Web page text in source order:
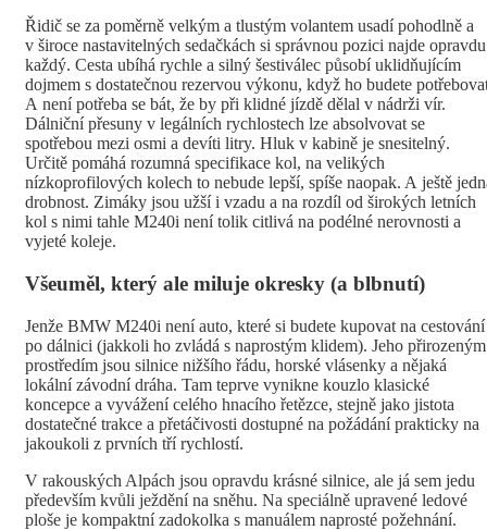
Řidič se za poměrně velkým a tlustým volantem usadí pohodlně a
v široce nastavitelných sedačkách si správnou pozici najde opravdu
každý. Cesta ubíhá rychle a silný šestiválec působí uklidňujícím
dojmem s dostatečnou rezervou výkonu, když ho budete
A není potřeba se bát, že by při klidné jízdě dělal v nádrži vír.
Dálniční přesuny v legálních rychlostech lze absolvovat se
spotřebou mezi osmi a devíti litry. Hluk v kabině je snesitelný.
Určitě pomáhá rozumná specifikace kol, na velikých
nízkoprofilových kolech to nebude lepší, spíše naopak. A ještě
drobnost. Zimáky jsou užší i vzadu a na rozdíl od širokých letních
kol s nimi tahle M240i není tolik citlivá na podélné nerovnosti a
vyjeté koleje.
Všeuměl, který ale miluje okresky (a blbnutí)
Jenže BMW M240i není auto, které si budete kupovat na cestování
po dálnici (jakkoli ho zvládá s naprostým klidem). Jeho přirozeným
prostředím jsou silnice nižšího řádu, horské vlásenky a nějaká
lokální závodní dráha. Tam teprve vynikne kouzlo klasické
koncepce a vyvážení celého hnacího řetězce, stejně jako jistota
dostatečné trakce a přetáčivosti dostupné na požádání prakticky na
jakoukoli z prvních tří rychlostí.
V rakouských Alpách jsou opravdu krásné silnice, ale já sem jedu
především kvůli ježdění na sněhu. Na speciálně upravené ledové
ploše je kompaktní zadokolka s manuálem naprosté požehnání.